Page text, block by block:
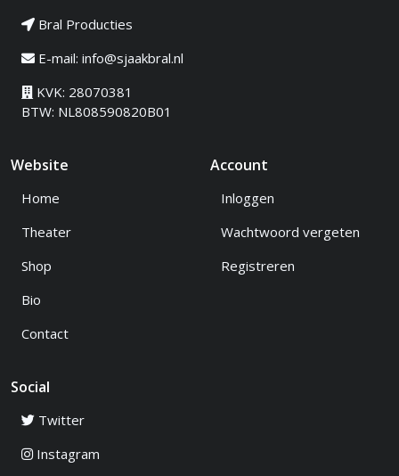
Bral Producties
E-mail: info@sjaakbral.nl
KVK: 28070381
BTW: NL808590820B01
Website
Home
Theater
Shop
Bio
Contact
Account
Inloggen
Wachtwoord vergeten
Registreren
Social
Twitter
Instagram